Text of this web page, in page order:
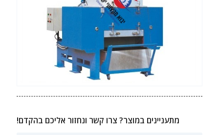
מתעניינים במוצר? צרו קשר ונחזור אליכם בהקדם!